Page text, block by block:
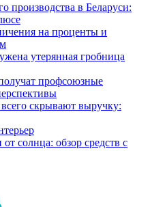
производства в Беларуси:
на проценты и
утерянная гробница
профсоюзные
скрывают выручку:
солнца: обзор средств с